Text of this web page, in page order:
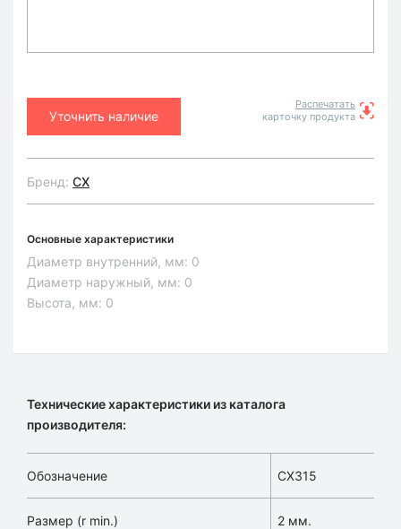
Уточнить наличие
Распечатать
карточку продукта
Бренд: CX
Основные характеристики
Диаметр внутренний, мм: 0
Диаметр наружный, мм: 0
Высота, мм: 0
Технические характеристики из каталога
производителя:
Обозначение CX315
Размер (r min.) 2 мм.